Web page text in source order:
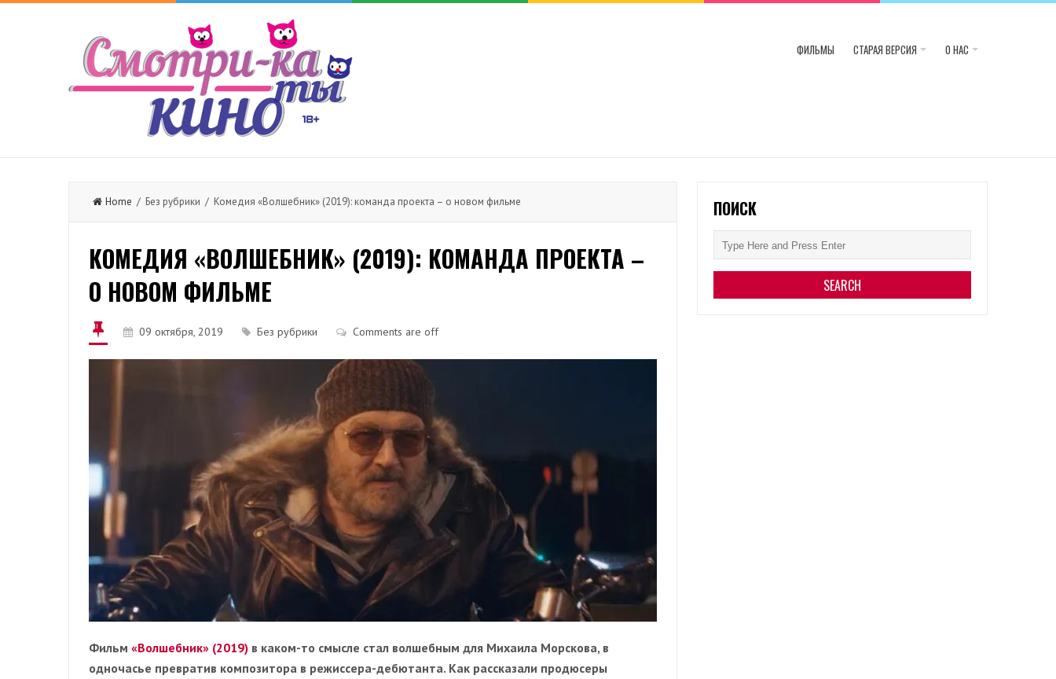
ФИЛЬМЫ СТАРАЯ ВЕРСИЯ О НАС
Home / Без рубрики / Комедия «Волшебник» (2019): команда проекта – о новом фильме
КОМЕДИЯ «ВОЛШЕБНИК» (2019): КОМАНДА ПРОЕКТА –
О НОВОМ ФИЛЬМЕ
09 октября, 2019 Без рубрики Comments are off
Фильм «Волшебник» (2019) в каком-то смысле стал волшебным для Михаила Морскова, в
одночасье превратив композитора в режиссера-дебютанта. Как рассказали продюсеры
ПОИСК